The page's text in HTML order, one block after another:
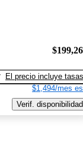
El precio incluye tasas
$1,494/mes
Verif. disponibilidad